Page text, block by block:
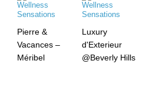
Pierre &
Vacances –
Méribel
Luxury
d'Exterieur
@Beverly Hills